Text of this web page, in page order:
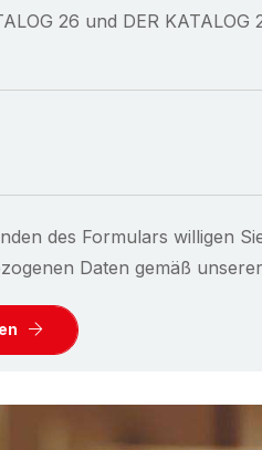
26 und DER
des Formulars willigen
Daten gemäß unserer